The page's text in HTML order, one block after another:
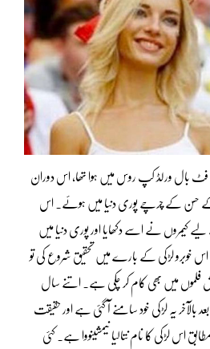
ڈیسک) 2018ءمیں فٹ بال ورلڈ کپ روس میں ہوا تھا، اس دوران
حسن کے چرچے پوری دنیا میں ہوئے۔ اس
کیمروں نے اسے دکھایا اور پوری دنیا میں
خوبرو لڑکی کے بارے میں تحقیق شروع کی تو
فلموں میں بھی کام کر چکی ہے۔ اتنے سال
یہ لڑکی خود سامنے آ گئی ہے اور حقیقت
اس لڑکی کا نام نتالیا نیمشینووا ہے۔ کئی